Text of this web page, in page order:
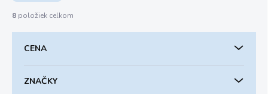
i8 položiek celkom
CENA
ZNAČKY